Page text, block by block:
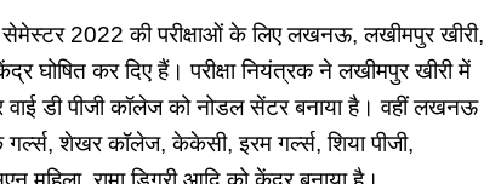
सेमेस्टर 2022 की परीक्षाओं के लिए लखनऊ, लखीमपुर खीरी,
घोषित कर दिए हैं। परीक्षा नियंत्रक ने लखीमपुर खीरी में
वाई डी पीजी कॉलेज को नोडल सेंटर बनाया है। वहीं लखनऊ
शेखर कॉलेज, केकेसी, इरम गर्ल्स, शिया पीजी,